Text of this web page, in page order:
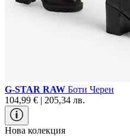
G-STAR RAW Боти Черен
104,99 € | 205,34 лв.
Нова колекция